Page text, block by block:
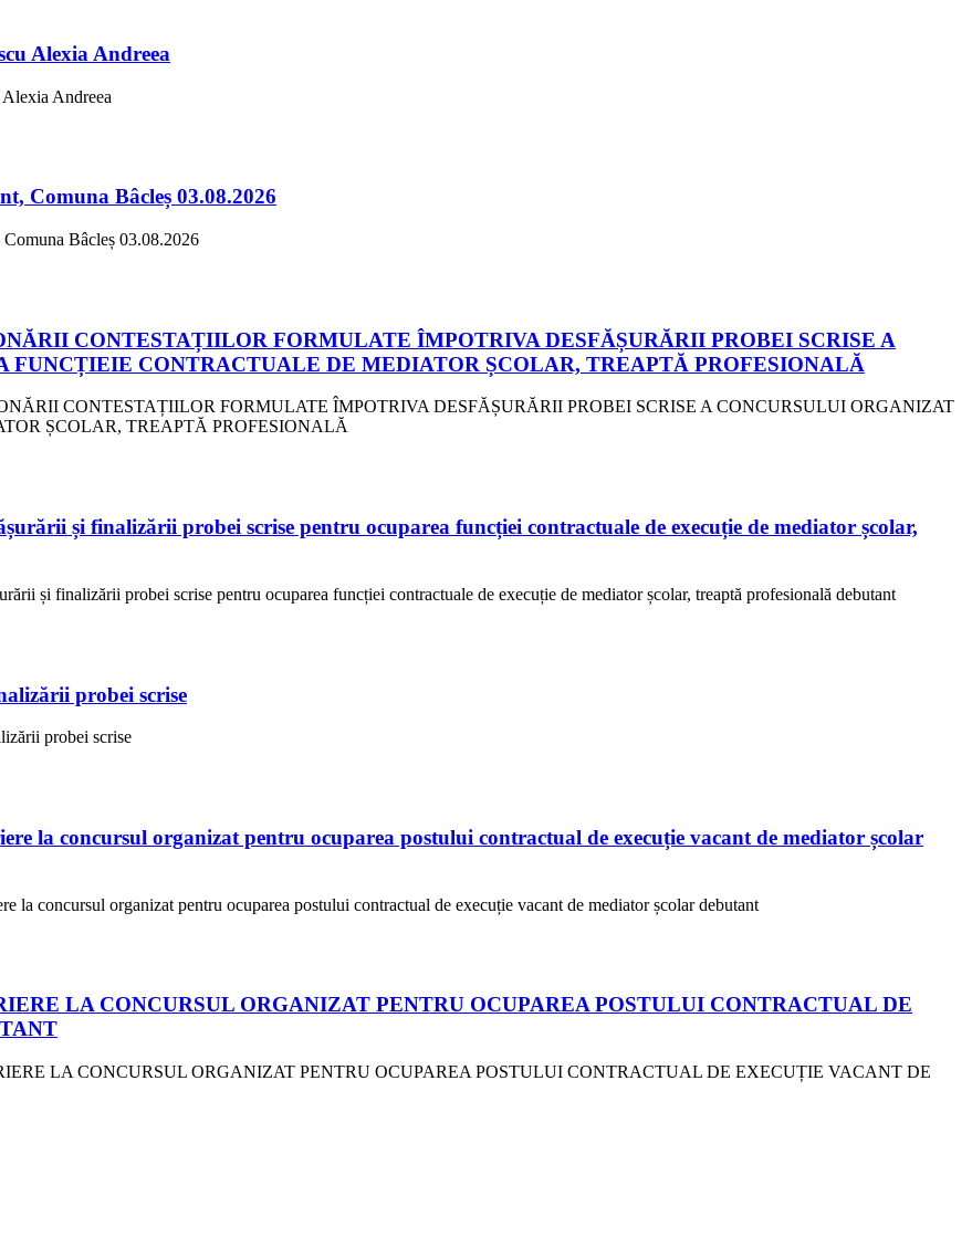
Alexia Andreea
Andreea
Comuna Bâcleș 03.08.2026
Bâcleș 03.08.2026
CONTESTAȚIILOR FORMULATE ÎMPOTRIVA DESFĂȘURĂRII PROBEI SCRISE A
FUNCȚIEIE CONTRACTUALE DE MEDIATOR ȘCOLAR, TREAPTĂ PROFESIONALĂ
CONTESTAȚIILOR FORMULATE ÎMPOTRIVA DESFĂȘURĂRII PROBEI SCRISE A CONCURSULUI ORGANIZAT
ȘCOLAR, TREAPTĂ PROFESIONALĂ
și finalizării probei scrise pentru ocuparea funcției contractuale de execuție de mediator școlar,
și finalizării probei scrise pentru ocuparea funcției contractuale de execuție de mediator școlar, treaptă profesională debutant
probei scrise
probei scrise
la concursul organizat pentru ocuparea postului contractual de execuție vacant de mediator școlar
concursul organizat pentru ocuparea postului contractual de execuție vacant de mediator școlar debutant
LA CONCURSUL ORGANIZAT PENTRU OCUPAREA POSTULUI CONTRACTUAL DE
LA CONCURSUL ORGANIZAT PENTRU OCUPAREA POSTULUI CONTRACTUAL DE EXECUȚIE VACANT DE